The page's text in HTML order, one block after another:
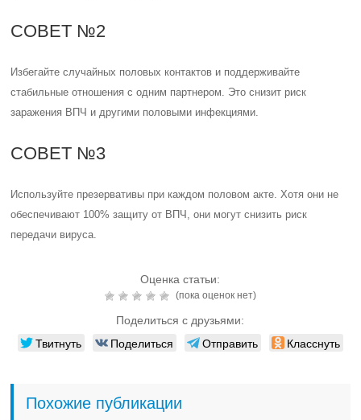
СОВЕТ №2
Избегайте случайных половых контактов и поддерживайте
стабильные отношения с одним партнером. Это снизит риск
заражения ВПЧ и другими половыми инфекциями.
СОВЕТ №3
Используйте презервативы при каждом половом акте. Хотя они не
обеспечивают 100% защиту от ВПЧ, они могут снизить риск
передачи вируса.
Оценка статьи:
(пока оценок нет)
Поделиться с друзьями:
Твитнуть Поделиться Отправить Класснуть
Похожие публикации